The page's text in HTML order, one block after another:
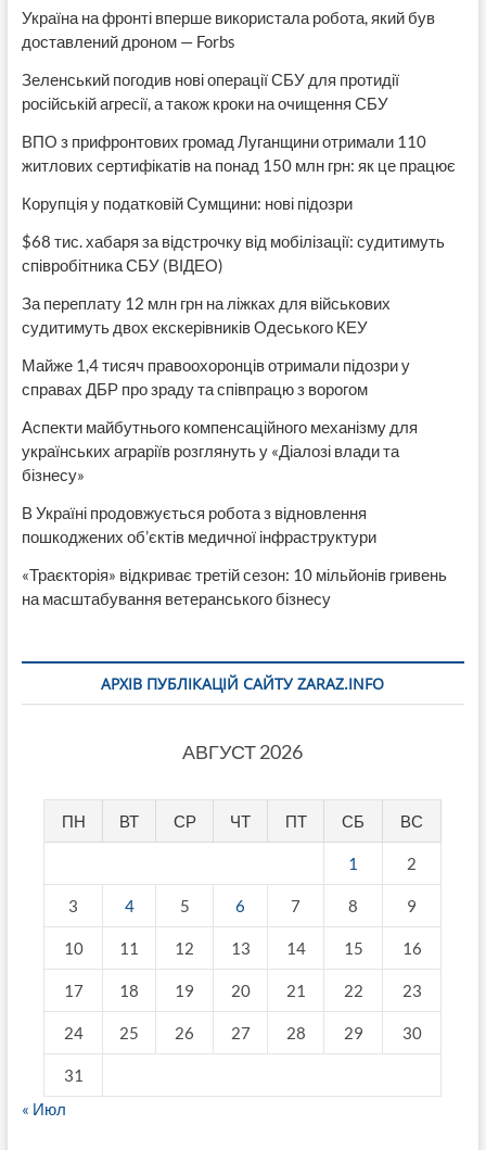
Україна на фронті вперше використала робота, який був
доставлений дроном — Forbs
Зеленський погодив нові операції СБУ для протидії
російській агресії, а також кроки на очищення СБУ
ВПО з прифронтових громад Луганщини отримали 110
житлових сертифікатів на понад 150 млн грн: як це працює
Корупція у податковій Сумщини: нові підозри
$68 тис. хабаря за відстрочку від мобілізації: судитимуть
співробітника СБУ (ВІДЕО)
За переплату 12 млн грн на ліжках для військових
судитимуть двох екскерівників Одеського КЕУ
Майже 1,4 тисяч правоохоронців отримали підозри у
справах ДБР про зраду та співпрацю з ворогом
Аспекти майбутнього компенсаційного механізму для
українських аграріїв розглянуть у «Діалозі влади та
бізнесу»
В Україні продовжується робота з відновлення
пошкоджених об’єктів медичної інфраструктури
«Траєкторія» відкриває третій сезон: 10 мільйонів гривень
на масштабування ветеранського бізнесу
АРХІВ ПУБЛІКАЦІЙ САЙТУ ZARAZ.INFO
АВГУСТ 2026
ПН ВТ СР ЧТ ПТ СБ ВС
1 2
3 4 5 6 7 8 9
10 11 12 13 14 15 16
17 18 19 20 21 22 23
24 25 26 27 28 29 30
31
« Июл